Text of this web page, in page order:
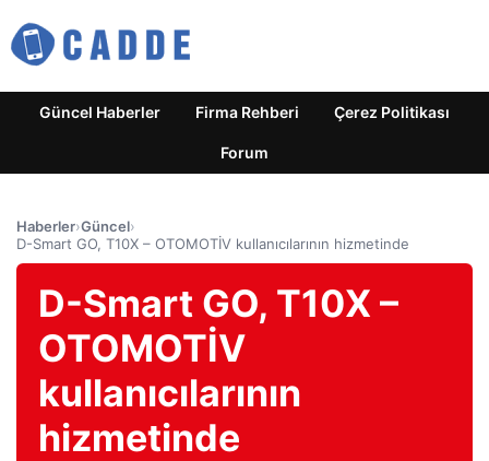
Güncel Haberler Firma Rehberi Çerez Politikası
Forum
Haberler›Güncel›
D-Smart GO, T10X – OTOMOTİV kullanıcılarının hizmetinde
D-Smart GO, T10X –
OTOMOTİV
kullanıcılarının
hizmetinde